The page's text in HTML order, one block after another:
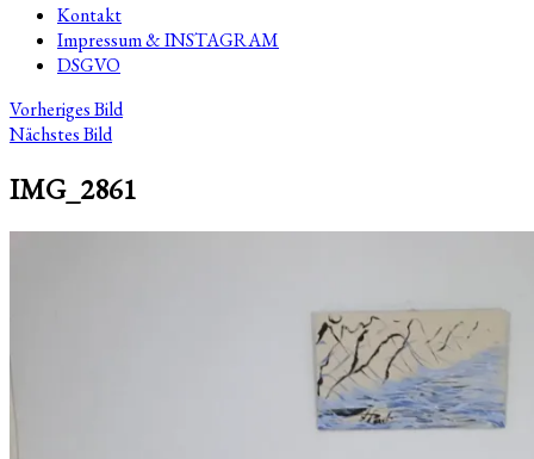
Kontakt
Impressum & INSTAGRAM
DSGVO
Vorheriges Bild
Nächstes Bild
IMG_2861